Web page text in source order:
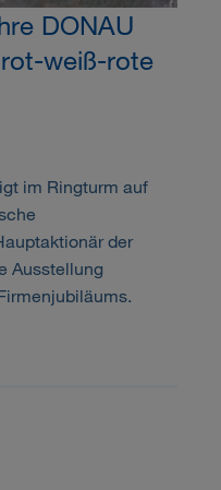
DONAU
weiß-rote
im Ringturm auf
der
Ausstellung